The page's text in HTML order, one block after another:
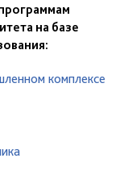
на базе
комплексе